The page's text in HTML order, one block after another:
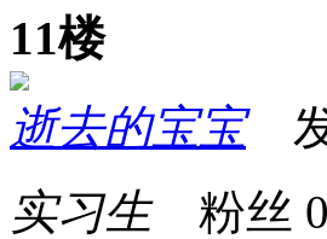
11楼
逝去的宝宝发
实习生粉丝 0